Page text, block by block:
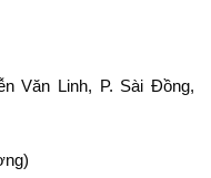
Văn Linh, P. Sài Đồng,